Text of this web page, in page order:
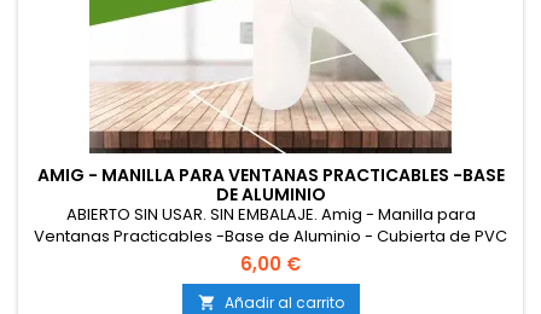
AMIG - MANILLA PARA VENTANAS PRACTICABLES -BASE
DE ALUMINIO
ABIERTO SIN USAR. SIN EMBALAJE. Amig - Manilla para
Ventanas Practicables -Base de Aluminio - Cubierta de PVC
- Color Blanco - Atornillado Oculto - 180 x 35 x 64 mm - Sin
cuadradillo
6,00 €
 Añadir al carrito